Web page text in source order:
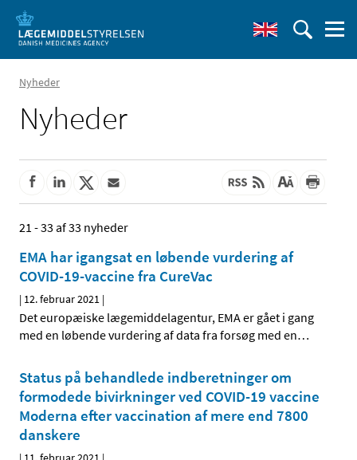
Nyheder
Nyheder
21 - 33 af 33 nyheder
EMA har igangsat en løbende vurdering af
COVID-19-vaccine fra CureVac
| 12. februar 2021 |
Det europæiske lægemiddelagentur, EMA er gået i gang
med en løbende vurdering af data fra forsøg med en…
Status på behandlede indberetninger om
formodede bivirkninger ved COVID-19 vaccine
Moderna efter vaccination af mere end 7800
danskere